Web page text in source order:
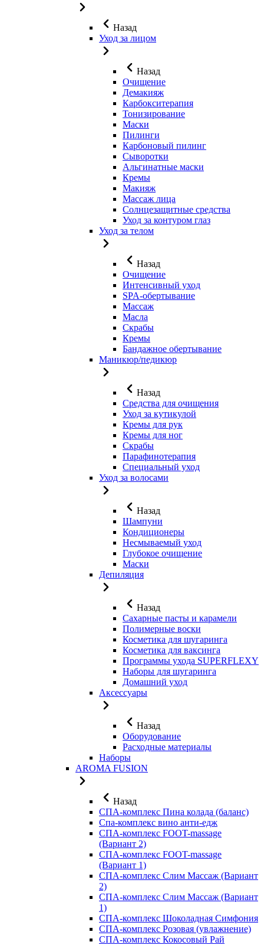
Назад
Уход за лицом
Назад
Очищение
Демакияж
Карбокситерапия
Тонизирование
Маски
Пилинги
Карбоновый пилинг
Сыворотки
Альгинатные маски
Кремы
Макияж
Массаж лица
Солнцезащитные средства
Уход за контуром глаз
Уход за телом
Назад
Очищение
Интенсивный уход
SPA-обертывание
Массаж
Масла
Скрабы
Кремы
Бандажное обертывание
Маникюр/педикюр
Назад
Средства для очищения
Уход за кутикулой
Кремы для рук
Кремы для ног
Скрабы
Парафинотерапия
Специальный уход
Уход за волосами
Назад
Шампуни
Кондиционеры
Несмываемый уход
Глубокое очищение
Маски
Депиляция
Назад
Сахарные пасты и карамели
Полимерные воски
Косметика для шугаринга
Косметика для ваксинга
Программы ухода SUPERFLEXY
Наборы для шугаринга
Домашний уход
Аксессуары
Назад
Оборудование
Расходные материалы
Наборы
AROMA FUSION
Назад
СПА-комплекс Пина колада (баланс)
Cпа-комплекс вино анти-едж
СПА-комплекс FOOT-massage
(Вариант 2)
СПА-комплекс FOOT-massage
(Вариант 1)
СПА-комплекс Слим Массаж (Вариант
2)
СПА-комплекс Слим Массаж (Вариант
1)
СПА-комплекс Шоколадная Симфония
СПА-комплекс Розовая (увлажнение)
СПА-комплекс Кокосовый Рай